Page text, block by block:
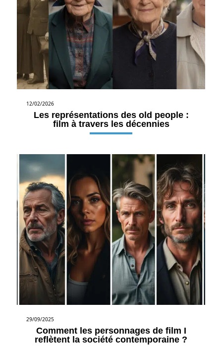
12/02/2026
Les représentations des old people :
film à travers les décennies
29/09/2025
Comment les personnages de film I
reflètent la société contemporaine ?